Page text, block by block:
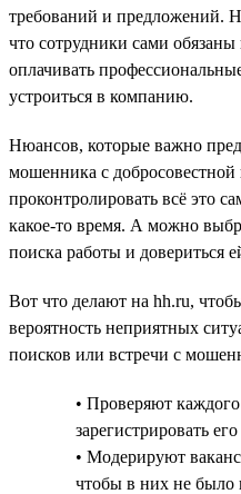
требований и предложений.
что сотрудники сами
оплачивать
устроиться в компанию.
Нюансов, которые важно
мошенника с
проконтролировать всё это
какое-то время. А можно
поиска работы и довериться
Вот что делают на hh.ru,
вероятность неприятных
поисков или встречи с
• Проверяют
зарегистрировать
• Модерируют
чтобы в них не было